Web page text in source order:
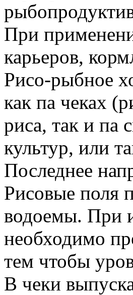
При
карьеров,
Рисо-рыбное
как па чеках
риса, так и па
культур, или
Последнее
Рисовые поля
водоемы. При
необходимо
тем чтобы
В чеки